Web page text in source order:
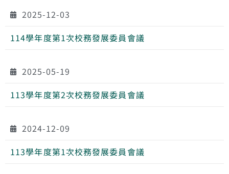
2025-12-03
114學年度第1次校務發展委員會議
2025-05-19
113學年度第2次校務發展委員會議
2024-12-09
113學年度第1次校務發展委員會議